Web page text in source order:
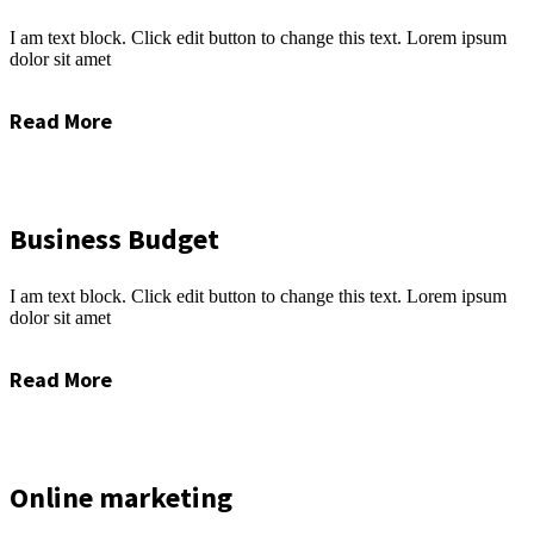
I am text block. Click edit button to change this text. Lorem ipsum
dolor sit amet
Read More
Business Budget
I am text block. Click edit button to change this text. Lorem ipsum
dolor sit amet
Read More
Online marketing